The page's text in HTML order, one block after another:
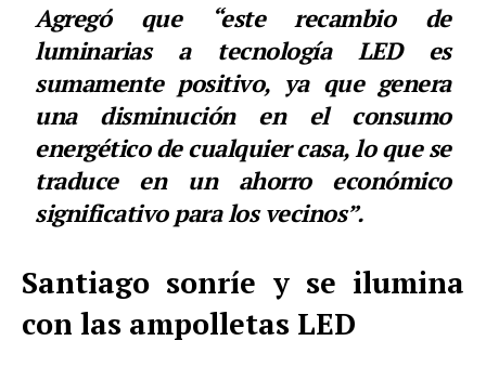
Agregó que “este recambio de
luminarias a tecnología LED es
sumamente positivo, ya que genera
una disminución en el consumo
energético de cualquier casa, lo que se
traduce en un ahorro económico
significativo para los vecinos”.
Santiago sonríe y se ilumina
con las ampolletas LED